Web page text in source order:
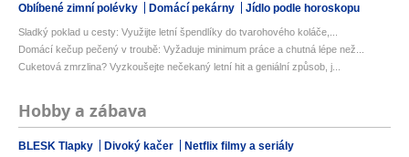
Oblíbené zimní polévky Domácí pekárny Jídlo podle horoskopu
Sladký poklad u cesty: Využijte letní špendlíky do tvarohového koláče,...
Domácí kečup pečený v troubě: Vyžaduje minimum práce a chutná lépe než...
Cuketová zmrzlina? Vyzkoušejte nečekaný letní hit a geniální způsob, j...
Hobby a zábava
BLESK Tlapky Divoký kačer Netflix filmy a seriály